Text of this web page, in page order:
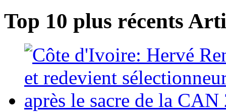
Top 10 plus récents